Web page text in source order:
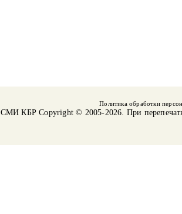
Политика обработки
СМИ КБРCopyright © 2005-2026. При